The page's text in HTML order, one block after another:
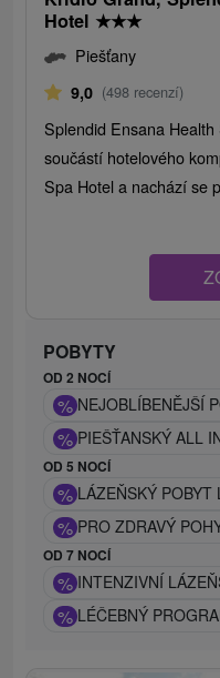
Hotel ★★★
Piešťany
9,0 (498 recenzí)
Splendid Ensana
součástí hotelového
Spa Hotel a nachází se
POBYTY
OD 2 NOCÍ
% NEJOBLÍBENĚJŠÍ
% PIEŠŤANSKÝ ALL
OD 5 NOCÍ
% LÁZEŇSKÝ
% PRO ZDRAVÝ
OD 7 NOCÍ
% INTENZIVNÍ
% LÉČEBNÝ